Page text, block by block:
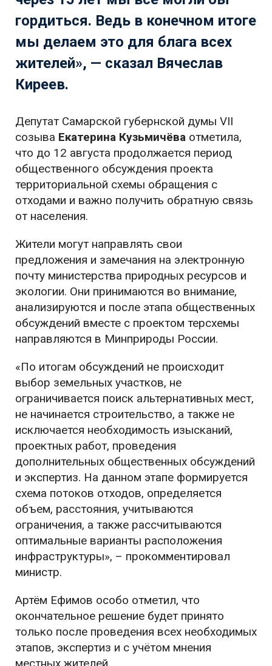
гордиться. Ведь в конечном итоге
мы делаем это для блага всех
жителей», — сказал Вячеслав
Киреев.
Депутат Самарской губернской думы VII
созыва Екатерина Кузьмичёва отметила,
что до 12 августа продолжается период
общественного обсуждения проекта
территориальной схемы обращения с
отходами и важно получить обратную связь
от населения.
Жители могут направлять свои
предложения и замечания на электронную
почту министерства природных ресурсов и
экологии. Они принимаются во внимание,
анализируются и после этапа общественных
обсуждений вместе с проектом терсхемы
направляются в Минприроды России.
«По итогам обсуждений не происходит
выбор земельных участков, не
ограничивается поиск альтернативных мест,
не начинается строительство, а также не
исключается необходимость изысканий,
проектных работ, проведения
дополнительных общественных обсуждений
и экспертиз. На данном этапе формируется
схема потоков отходов, определяется
объем, расстояния, учитываются
ограничения, а также рассчитываются
оптимальные варианты расположения
инфраструктуры», – прокомментировал
министр.
Артём Ефимов особо отметил, что
окончательное решение будет принято
только после проведения всех необходимых
этапов, экспертиз и с учётом мнения
местных жителей.